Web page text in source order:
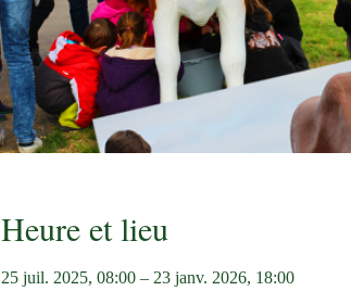
Heure et lieu
25 juil. 2025, 08:00 – 23 janv. 2026, 18:00